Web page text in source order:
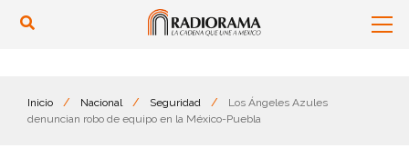
Inicio / Nacional / Seguridad /
Los Ángeles Azules
denuncian robo de equipo en la México-Puebla